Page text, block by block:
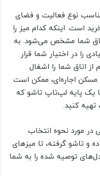
نوع فعالیت و فضای
است. اینکه کدام میز را
اتاق شما مشخص می‌شود. به
را در اختیار شما قرار
اتاق شما را اشغال
مسکن اجاره‌ای، ممکن است
یک پایه لپ‌تاپ تاشو که
تهیه کنید.
در مورد نحوه انتخاب
و تاشو گرفته، تا میزهای
توصیه شده را به شما